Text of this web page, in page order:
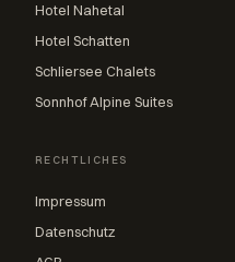
Hotel Nahetal
Hotel Schatten
Schliersee Chalets
Sonnhof Alpine Suites
RECHTLICHES
Impressum
Datenschutz